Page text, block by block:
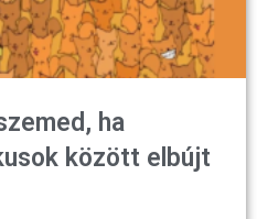
ha
között elbújt